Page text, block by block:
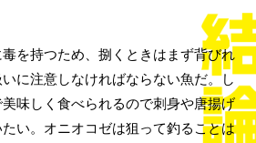
を持つため、捌くときはまず背びれ
に注意しなければならない魚だ。し
味しく食べられるので刺身や唐揚げ
い。オニオコゼは狙って釣ることは